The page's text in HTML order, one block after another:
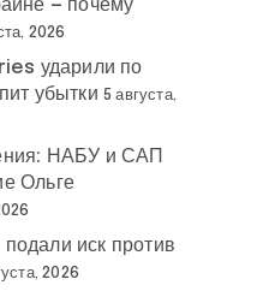
— почему
2026
ударили по
убытки 5 августа,
НАБУ и САП
Ольге
иск против
2026